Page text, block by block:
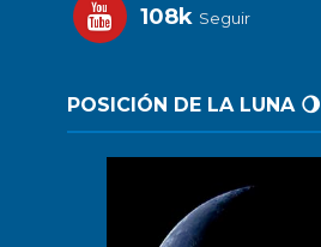
108k Seguir
POSICIÓN DE LA LUNA 🌖